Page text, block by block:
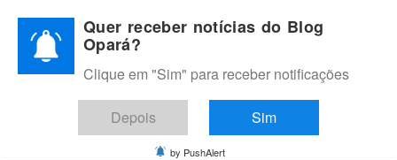
content
BLOG OPARÁ
Melhores notícias de Juazeiro, Petrolina e do Vale do São
Francisco
Quer receber notícias do Blog
Opará?
Clique em "Sim" para receber notificações
Depois Sim
by PushAlert